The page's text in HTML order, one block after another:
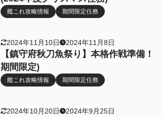
艦これ攻略情報 期間限定任務
2024年11月10日 2024年11月8日
【鎮守府秋刀魚祭り】本格作戦準備
期間限定)
艦これ攻略情報 期間限定任務
2024年10月20日 2024年9月25日